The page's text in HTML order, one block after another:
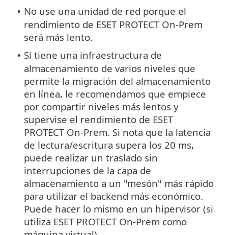
• No use una unidad de red porque el
rendimiento de ESET PROTECT On-Prem
será más lento.
• Si tiene una infraestructura de
almacenamiento de varios niveles que
permite la migración del almacenamiento
en línea, le recomendamos que empiece
por compartir niveles más lentos y
supervise el rendimiento de ESET
PROTECT On-Prem. Si nota que la latencia
de lectura/escritura supera los 20 ms,
puede realizar un traslado sin
interrupciones de la capa de
almacenamiento a un "mesón" más rápido
para utilizar el backend más económico.
Puede hacer lo mismo en un hipervisor (si
utiliza ESET PROTECT On-Prem como